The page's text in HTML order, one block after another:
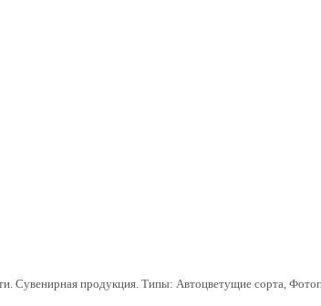
Сувенирная продукция. Типы: Автоцветущие сорта,